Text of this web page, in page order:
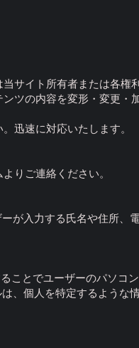
サイト所有者または各権利
ツの内容を変形・変更・
迅速に対応いたします。
りご連絡ください。
が入力する氏名や住所、
ことでユーザーのパソコ
、個人を特定するような